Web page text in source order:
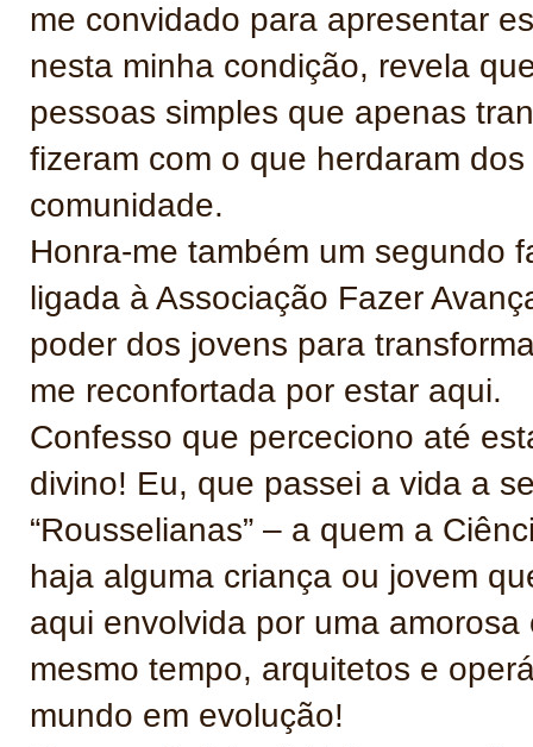
me convidado para apresentar
nesta minha condição, revela
pessoas simples que apenas
fizeram com o que herdaram
comunidade.
Honra-me também um segundo
ligada à Associação Fazer
poder dos jovens para
me reconfortada por estar aqui.
Confesso que perceciono até
divino! Eu, que passei a vida a
“Rousselianas” – a quem a
haja alguma criança ou jovem
aqui envolvida por uma
mesmo tempo, arquitetos e
mundo em evolução!